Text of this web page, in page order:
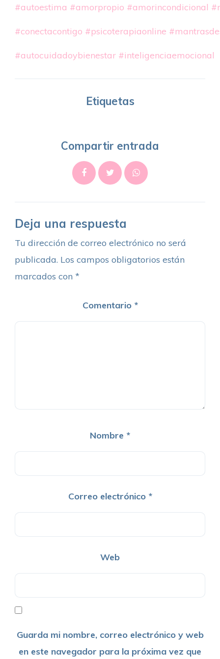
#autoestima #amorpropio #amorincondicional
#conectacontigo #psicoterapiaonline
#autocuidadoybienestar #inteligenciaemocional
Etiquetas
Compartir entrada
Deja una respuesta
Tu dirección de correo electrónico no será
publicada. Los campos obligatorios están
marcados con *
Comentario *
Nombre *
Correo electrónico *
Web
Guarda mi nombre, correo electrónico y web
en este navegador para la próxima vez que